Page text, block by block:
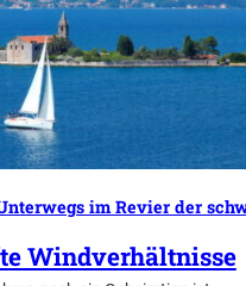
im Revier der
Windverhältnisse